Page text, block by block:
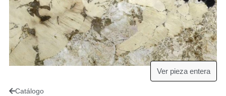
Ver pieza entera
Catálogo